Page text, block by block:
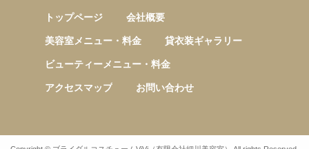
トップページ 会社概要
美容室メニュー・料金 貸衣装ギャラリー
ビューティーメニュー・料金
アクセスマップ お問い合わせ